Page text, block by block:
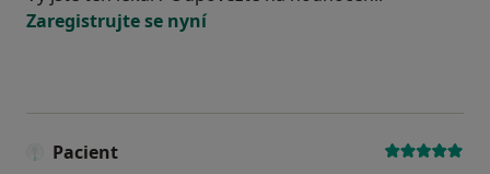
Zaregistrujte se nyní
Pacient